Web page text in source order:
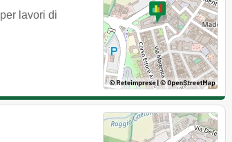
lavori di